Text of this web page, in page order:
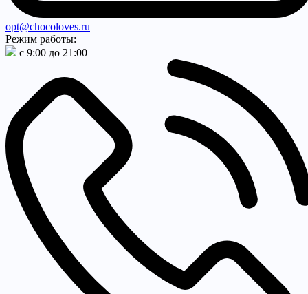
opt@chocoloves.ru
Режим работы:
с 9:00 до 21:00